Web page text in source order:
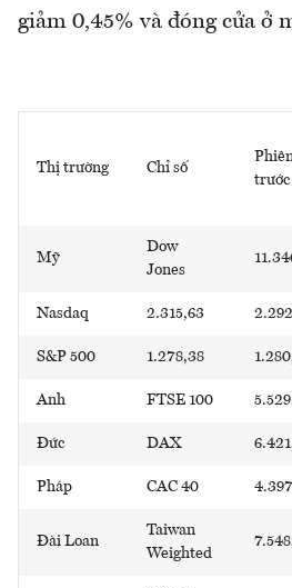
giảm 0,45% và đóng cửa ở
Thị trường Chỉ số
trước
Mỹ
Dow
Jones
Nasdaq 2.315,63
S&P 500 1.278,38
Anh FTSE 100
Đức DAX
Pháp CAC 40
Đài Loan
Taiwan
Weighted